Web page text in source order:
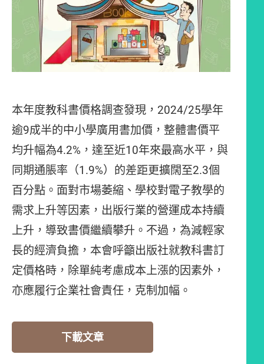
本年度教科書價格調查發現，2024/25學年
逾9成半的中小學廣用書加價，整體書價平
均升幅為4.2%，達至近10年來最高水平，與
同期通脹率（1.9%）的差距更擴闊至2.3個
百分點。面對市場萎縮、學校對電子教學的
需求上升等因素，出版行業的營運成本持續
上升，導致書價繼續攀升。不過，為減輕家
長的經濟負擔，本會呼籲出版社就教科書訂
定價格時，除單純考慮成本上漲的因素外，
亦應履行企業社會責任，克制加幅。
下載文章